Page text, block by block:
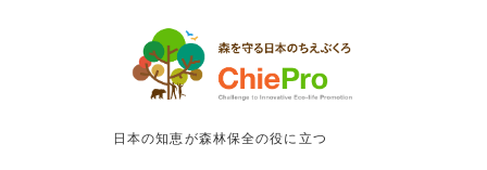
日本の知恵が森林保全の役に立つ